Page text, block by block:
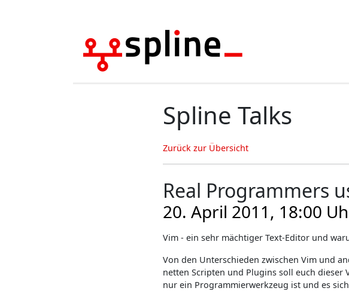
Spline Talks
Zurück zur Übersicht
Real Programmers
20. April 2011, 18:00
Vim - ein sehr mächtiger Text-Editor und
Von den Unterschieden zwischen Vim und
netten Scripten und Plugins soll euch
nur ein Programmierwerkzeug ist und es